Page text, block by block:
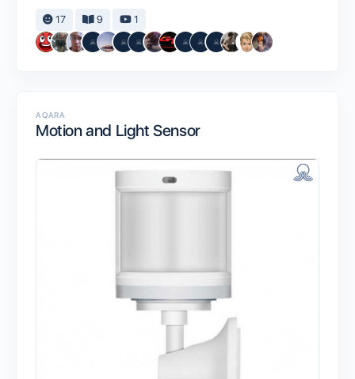
17 9 1
AQARA
Motion and Light Sensor